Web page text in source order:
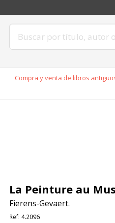
Compra y venta de libros
La Peinture au
Fierens-Gevaert.
Ref: 4.2096